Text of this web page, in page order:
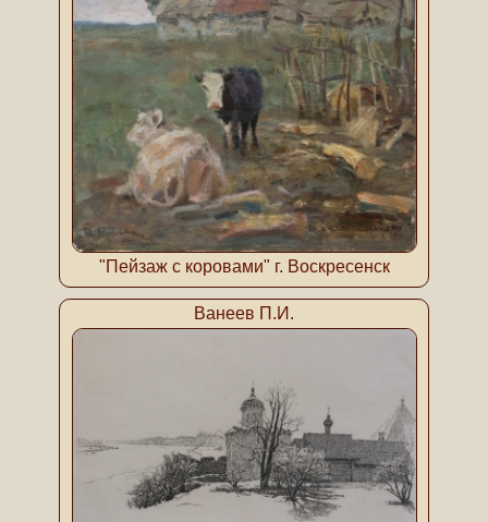
"Пейзаж с коровами" г. Воскресенск
Ванеев П.И.